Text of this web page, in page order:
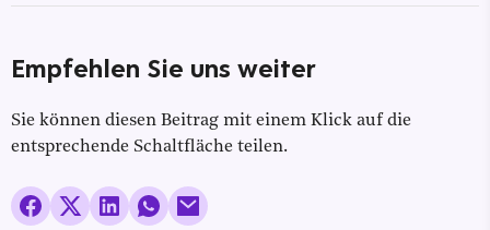
Empfehlen Sie uns weiter
Sie können diesen Beitrag mit einem Klick auf die
entsprechende Schaltfläche teilen.